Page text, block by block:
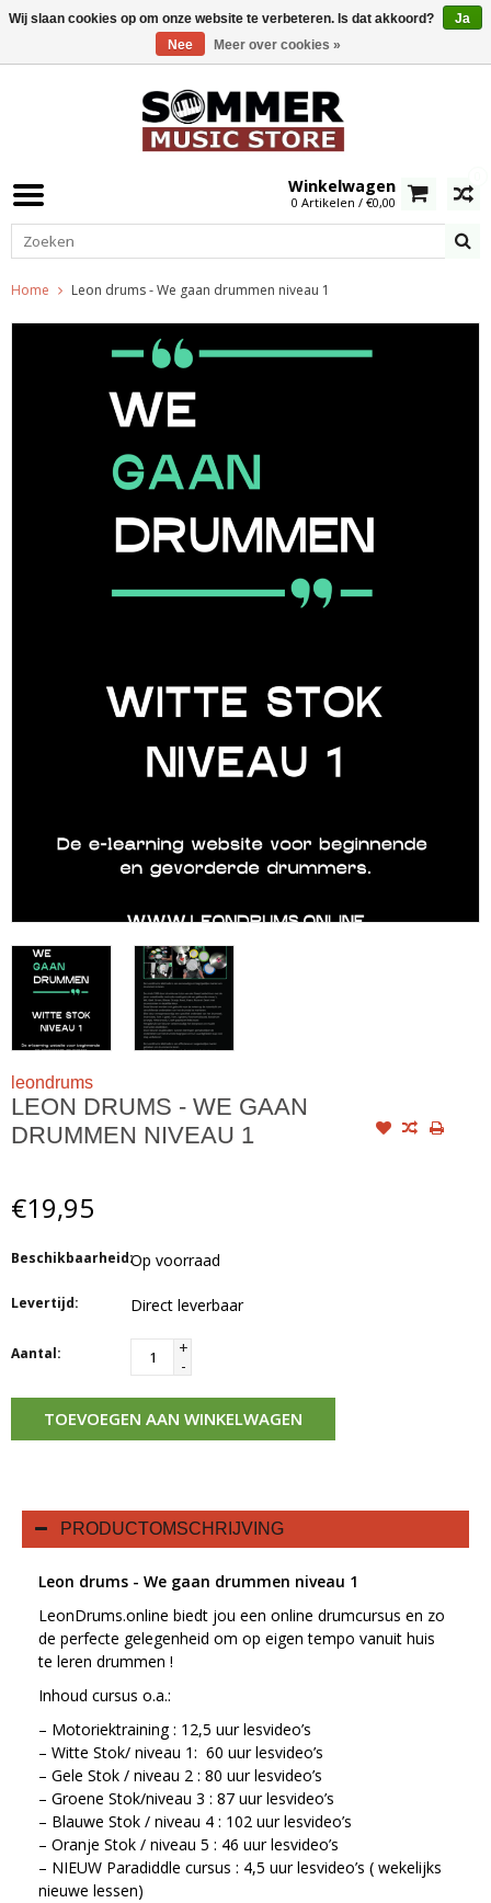
Winkelwagen
0 Artikelen / €0,00
Home Leon drums - We gaan drummen niveau 1
leondrums
LEON DRUMS - WE GAAN
DRUMMEN NIVEAU 1
€19,95
Beschikbaarheid:Op voorraad
Levertijd: Direct leverbaar
Aantal:
+
-
TOEVOEGEN AAN WINKELWAGEN
PRODUCTOMSCHRIJVING
Leon drums - We gaan drummen niveau 1
LeonDrums.online biedt jou een online drumcursus en zo
de perfecte gelegenheid om op eigen tempo vanuit huis
te leren drummen !
Inhoud cursus o.a.:
– Motoriektraining : 12,5 uur lesvideo’s
– Witte Stok/ niveau 1: 60 uur lesvideo’s
– Gele Stok / niveau 2 : 80 uur lesvideo’s
– Groene Stok/niveau 3 : 87 uur lesvideo’s
– Blauwe Stok / niveau 4 : 102 uur lesvideo’s
– Oranje Stok / niveau 5 : 46 uur lesvideo’s
– NIEUW Paradiddle cursus : 4,5 uur lesvideo’s ( wekelijks
nieuwe lessen)
Wij slaan cookies op om onze website te verbeteren. Is dat akkoord?
Ja
Nee
Meer over cookies »